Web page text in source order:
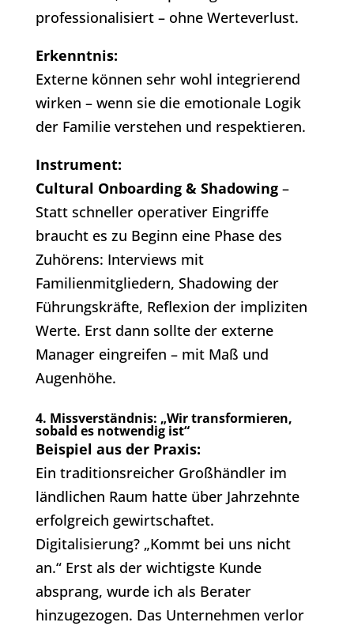
professionalisiert – ohne Werteverlust.
Erkenntnis:
Externe können sehr wohl integrierend
wirken – wenn sie die emotionale Logik
der Familie verstehen und respektieren.
Instrument:
Cultural Onboarding & Shadowing–
Statt schneller operativer Eingriffe
braucht es zu Beginn eine Phase des
Zuhörens: Interviews mit
Familienmitgliedern, Shadowing der
Führungskräfte, Reflexion der impliziten
Werte. Erst dann sollte der externe
Manager eingreifen – mit Maß und
Augenhöhe.
4. Missverständnis: „Wir transformieren,
sobald es notwendig ist“
Beispiel aus der Praxis:
Ein traditionsreicher Großhändler im
ländlichen Raum hatte über Jahrzehnte
erfolgreich gewirtschaftet.
Digitalisierung? „Kommt bei uns nicht
an.“ Erst als der wichtigste Kunde
absprang, wurde ich als Berater
hinzugezogen. Das Unternehmen verlor